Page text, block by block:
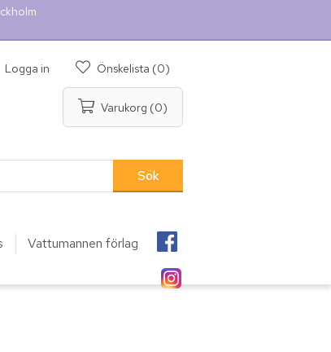
Logga in Önskelista (0)
Varukorg (0)
Vattumannen förlag